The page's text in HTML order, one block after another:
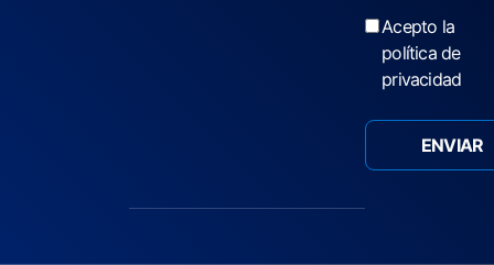
Acepto la
política de
privacidad